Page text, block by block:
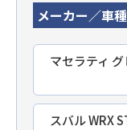
メーカー／車
マセラティ
スバル WRX